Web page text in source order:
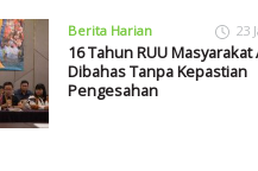
Berita Harian 23
16 Tahun RUU Masyarakat
Dibahas Tanpa Kepastian
Pengesahan